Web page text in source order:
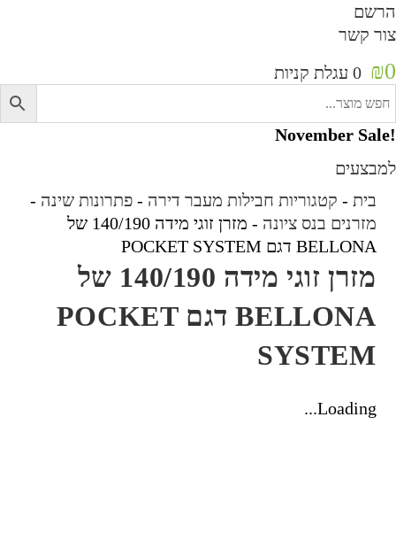
קשר
₪
0 עגלת קניות
בית- קטגוריות חבילות מעבר דירה- פתרונות שינה-
מזרנים בנס ציונה-
מזרן זוגי מידה 140/190 של
BELLONA דגם POCKET SYSTEM
מזרן זוגי מידה 140/190 של
BELLONA דגם POCKET
SYSTEM
Loading...